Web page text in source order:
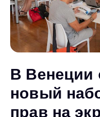
В Венеции
новый
прав на